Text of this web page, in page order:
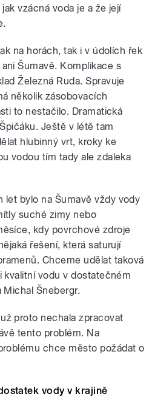
vzácná voda je a že její
na horách, tak i v údolích řek
Šumavě. Komplikace s
Železná Ruda. Spravuje
několik zásobovacích
to nestačilo. Dramatická
Ještě v létě tam
hlubinný vrt, kroky ke
vodou tím tady ale zdaleka
let bylo na Šumavě vždy vody
suché zimy nebo
kdy povrchové zdroje
řešení, která saturují
Chceme udělat taková
kvalitní vodu v dostatečném
Šnebergr.
proto nechala zpracovat
tento problém. Na
chce město požádat o
vody v krajině